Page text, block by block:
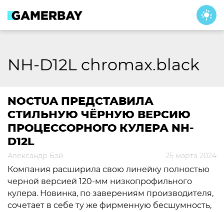
content
NH-D12L chromax.black
NOCTUA ПРЕДСТАВИЛА
СТИЛЬНУЮ ЧЁРНУЮ ВЕРСИЮ
ПРОЦЕССОРНОГО КУЛЕРА NH-
D12L
Александр Бэй 25 марта 2024
Компания расширила свою линейку полностью
черной версией 120-мм низкопрофильного
кулера. Новинка, по заверениям производителя,
сочетает в себе ту же фирменную бесшумность,